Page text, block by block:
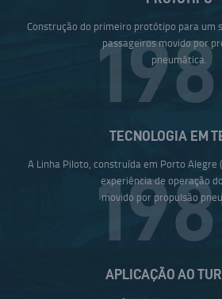
Construção do primeiro protótipo para um
passageiros movido por
pneumática.
TECNOLOGIA EM
A Linha Piloto, construída em Porto Alegre
experiência de operação
movido por propulsão
APLICAÇÃO AO